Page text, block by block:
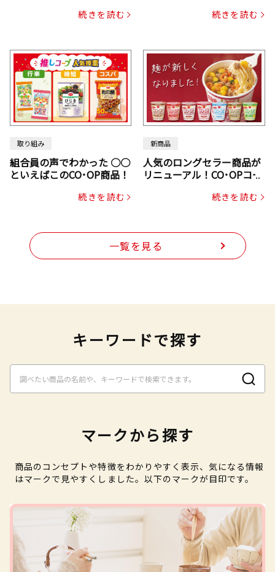
続きを読む
じん・コーン入り）続きを読む
取り組み
組合員の声でわかった ○○
といえばこのCO･OP商品！
続きを読む
新商品
人気のロングセラー商品が
リニューアル！CO･OPコー
続きを読む
一覧を見る
キーワードで探す
マークから探す
商品のコンセプトや特徴をわかりやすく表示、気になる情報
はマークで見やすくしました。以下のマークが目印です。